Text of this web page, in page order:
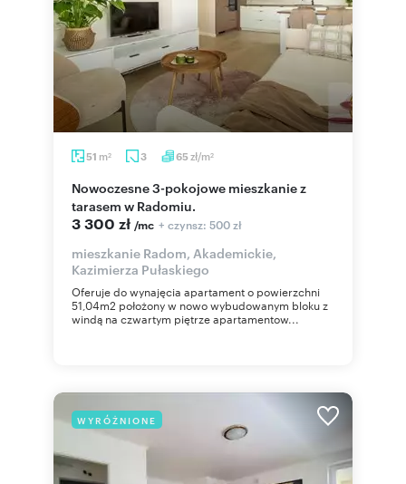
51 m2 3 65 zł/m2
Nowoczesne 3-pokojowe mieszkanie z
tarasem w Radomiu.
3 300 zł /mc + czynsz: 500 zł
mieszkanie Radom, Akademickie,
Kazimierza Pułaskiego
Oferuje do wynajęcia apartament o powierzchni
51,04m2 położony w nowo wybudowanym bloku z
windą na czwartym piętrze apartamentow...
WYRÓŻNIONE